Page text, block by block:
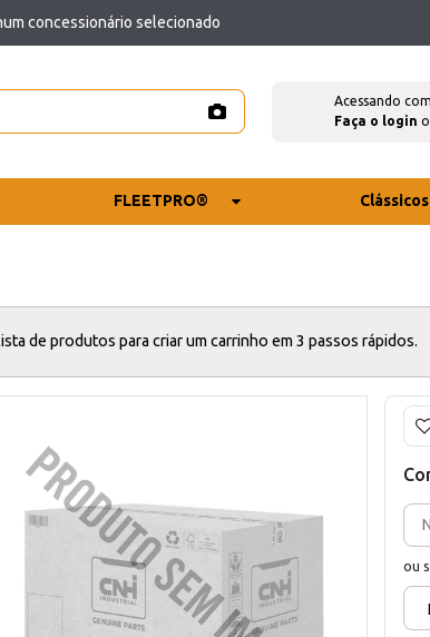
concessionário selecionado
Acessando
Faça o login
FLEETPRO®
de produtos para criar um carrinho em 3 passos rápidos.
ou